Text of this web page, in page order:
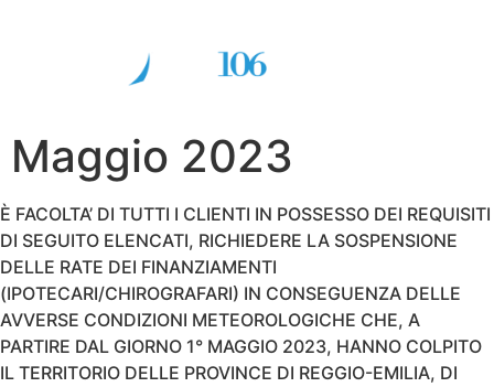
Maggio 2023
È FACOLTA’ DI TUTTI I CLIENTI IN POSSESSO DEI REQUISITI
DI SEGUITO ELENCATI, RICHIEDERE LA SOSPENSIONE
DELLE RATE DEI FINANZIAMENTI
(IPOTECARI/CHIROGRAFARI) IN CONSEGUENZA DELLE
AVVERSE CONDIZIONI METEOROLOGICHE CHE, A
PARTIRE DAL GIORNO 1° MAGGIO 2023, HANNO COLPITO
IL TERRITORIO DELLE PROVINCE DI REGGIO-EMILIA, DI